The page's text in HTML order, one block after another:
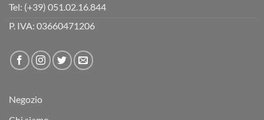
Tel: (+39) 051.02.16.844
P. IVA: 03660471206
Negozio